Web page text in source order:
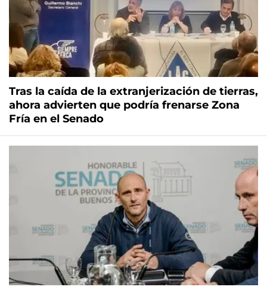
Tras la caída de la extranjerización de tierras,
ahora advierten que podría frenarse Zona
Fría en el Senado